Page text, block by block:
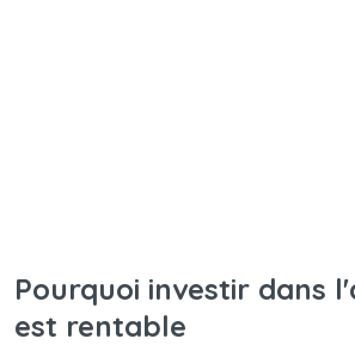
Pourquoi investir dans
est rentable